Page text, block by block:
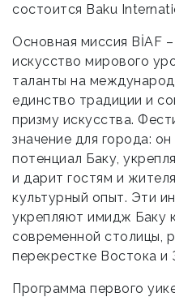
состоится Baku
Основная миссия BİAF
искусство мирового
таланты на
единство традиции и
призму искусства.
значение для города:
потенциал Баку,
и дарит гостям и
культурный опыт. Эти
укрепляют имидж Баку
современной столицы,
перекрестке Востока и
Программа первого